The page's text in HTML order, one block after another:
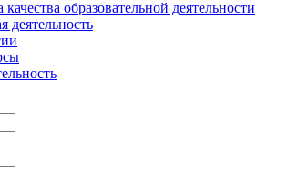
образовательной деятельности
деятельность